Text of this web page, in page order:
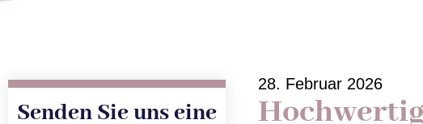
Senden Sie uns eine
28. Februar 2026